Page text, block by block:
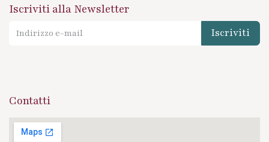
Iscriviti alla Newsletter
Iscriviti
Contatti